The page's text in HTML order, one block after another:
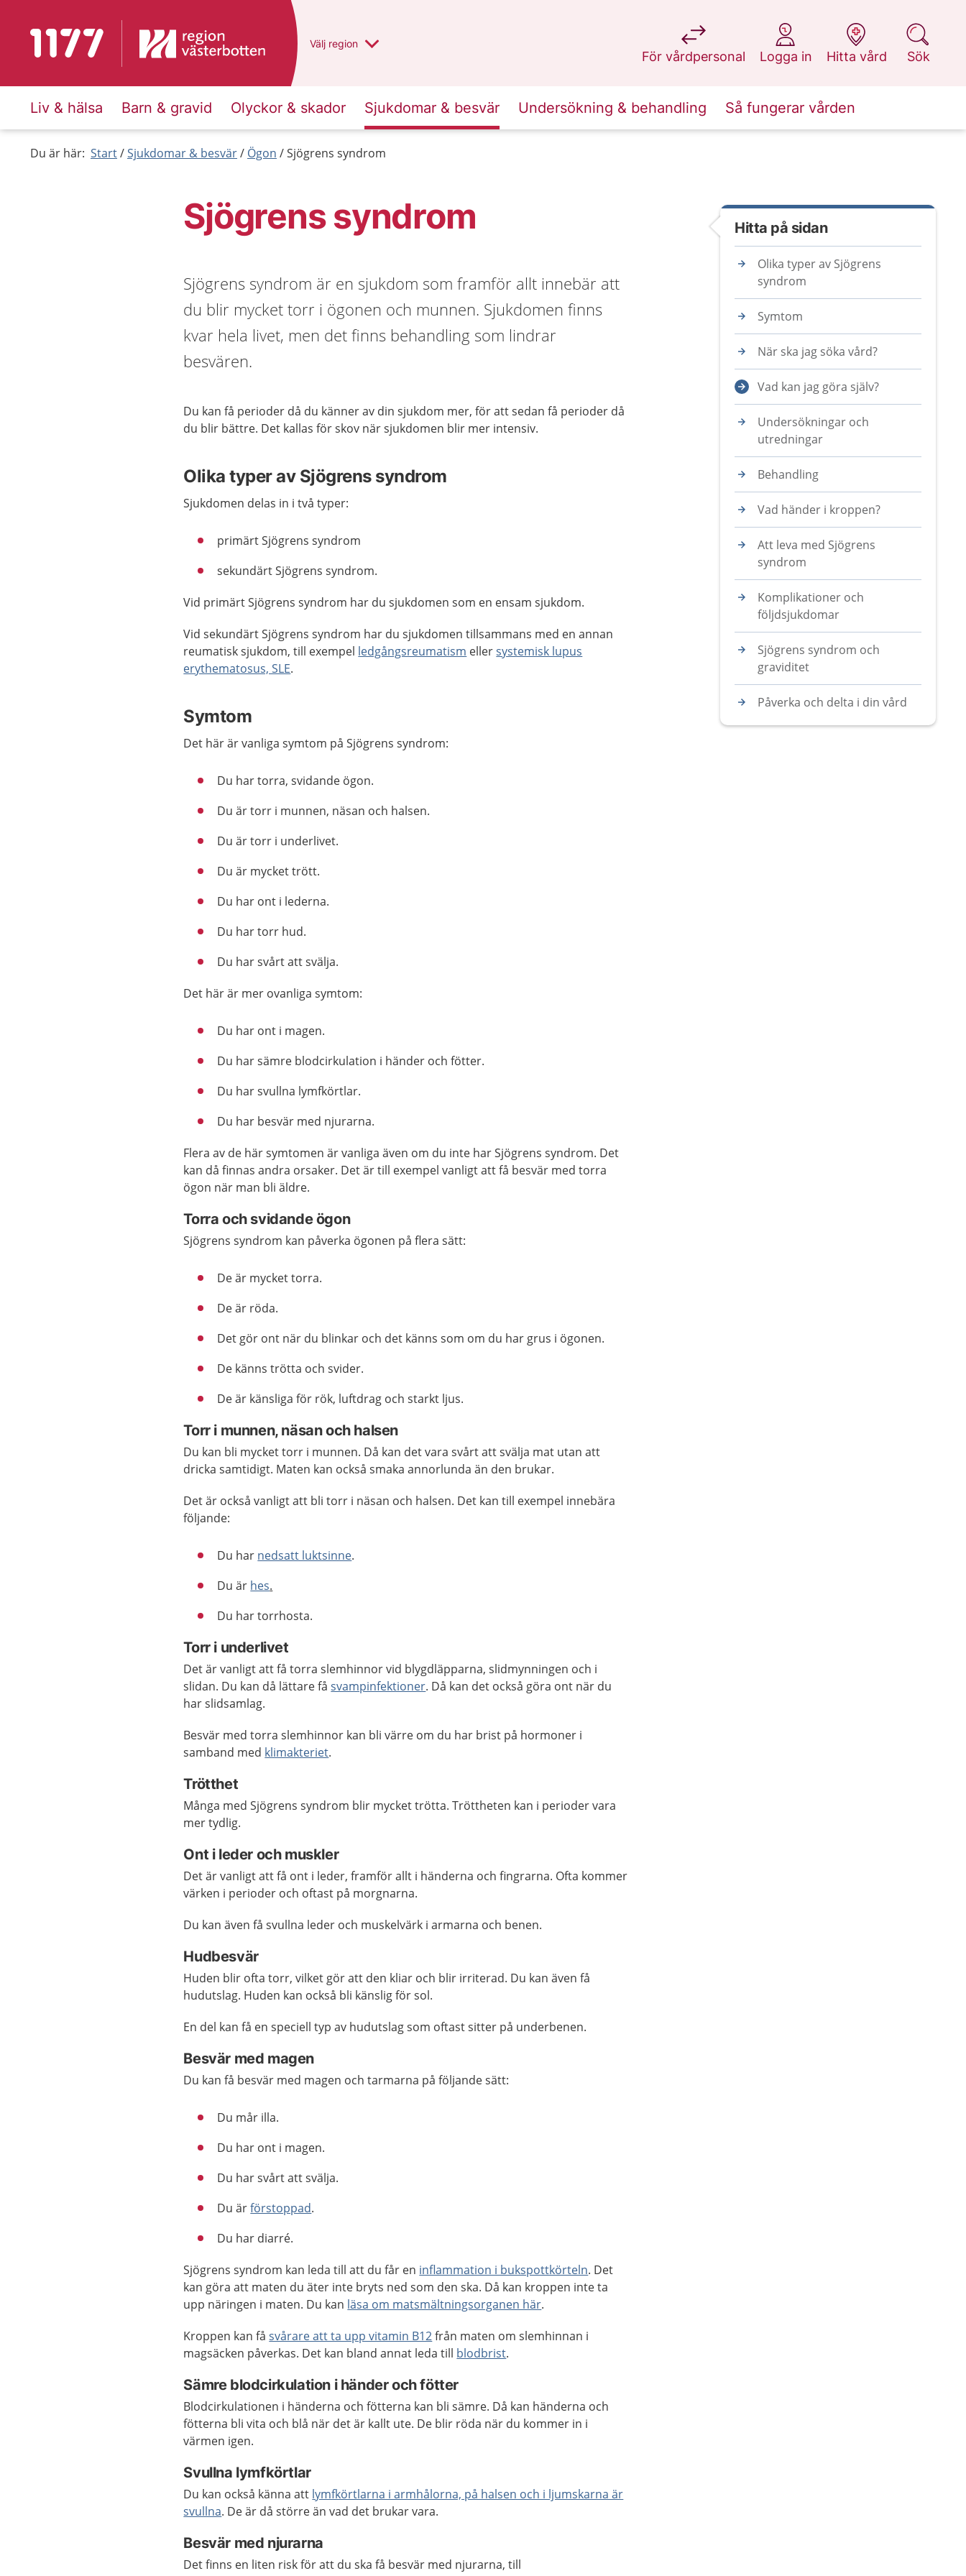
Till startsidan för 1177 Du har valt region
Välj en annan
region
För vårdpersonal
på 1177.se
Logga in
på 1177.se
Hitta vård
på 1177.se
Sök
på 1177.se
Liv & hälsa Barn & gravid Olyckor & skador Sjukdomar & besvär Undersökning & behandling Så fungerar vården
Du är här: Start Sjukdomar & besvär Ögon Sjögrens syndrom
Sjögrens syndrom
Sjögrens syndrom är en sjukdom som framför allt innebär att
du blir mycket torr i ögonen och munnen. Sjukdomen finns
kvar hela livet, men det finns behandling som lindrar
besvären.
Du kan få perioder då du känner av din sjukdom mer, för att sedan få perioder då
du blir bättre. Det kallas för skov när sjukdomen blir mer intensiv.
Olika typer av Sjögrens syndrom
Sjukdomen delas in i två typer:
primärt Sjögrens syndrom
sekundärt Sjögrens syndrom.
Vid primärt Sjögrens syndrom har du sjukdomen som en ensam sjukdom.
Vid sekundärt Sjögrens syndrom har du sjukdomen tillsammans med en annan
reumatisk sjukdom, till exempel ledgångsreumatism ellersystemisk lupus
erythematosus, SLE.
Symtom
Det här är vanliga symtom på Sjögrens syndrom:
Du har torra, svidande ögon.
Du är torr i munnen, näsan och halsen.
Du är torr i underlivet.
Du är mycket trött.
Du har ont i lederna.
Du har torr hud.
Du har svårt att svälja.
Det här är mer ovanliga symtom:
Du har ont i magen.
Du har sämre blodcirkulation i händer och fötter.
Du har svullna lymfkörtlar.
Du har besvär med njurarna.
Flera av de här symtomen är vanliga även om du inte har Sjögrens syndrom. Det
kan då finnas andra orsaker. Det är till exempel vanligt att få besvär med torra
ögon när man bli äldre.
Torra och svidande ögon
Sjögrens syndrom kan påverka ögonen på flera sätt:
De är mycket torra.
De är röda.
Det gör ont när du blinkar och det känns som om du har grus i ögonen.
De känns trötta och svider.
De är känsliga för rök, luftdrag och starkt ljus.
Torr i munnen, näsan och halsen
Du kan bli mycket torr i munnen. Då kan det vara svårt att svälja mat utan att
dricka samtidigt. Maten kan också smaka annorlunda än den brukar.
Det är också vanligt att bli torr i näsan och halsen. Det kan till exempel innebära
följande:
Du har nedsatt luktsinne.
Du är hes.
Du har torrhosta.
Torr i underlivet
Det är vanligt att få torra slemhinnor vid blygdläpparna, slidmynningen och i
slidan. Du kan då lättare fåsvampinfektioner. Då kan det också göra ont när du
har slidsamlag.
Besvär med torra slemhinnor kan bli värre om du har brist på hormoner i
samband med klimakteriet.
Trötthet
Många med Sjögrens syndrom blir mycket trötta. Tröttheten kan i perioder vara
mer tydlig.
Ont i leder och muskler
Det är vanligt att få ont i leder, framför allt i händerna och fingrarna. Ofta kommer
värken i perioder och oftast på morgnarna.
Du kan även få svullna leder och muskelvärk i armarna och benen.
Hudbesvär
Huden blir ofta torr, vilket gör att den kliar och blir irriterad. Du kan även få
hudutslag. Huden kan också bli känslig för sol.
En del kan få en speciell typ av hudutslag som oftast sitter på underbenen.
Besvär med magen
Du kan få besvär med magen och tarmarna på följande sätt:
Du mår illa.
Du har ont i magen.
Du har svårt att svälja.
Du ärförstoppad.
Du har diarré.
Sjögrens syndrom kan leda till att du får en inflammation i bukspottkörteln. Det
kan göra att maten du äter inte bryts ned som den ska. Då kan kroppen inte ta
upp näringen i maten. Du kan läsa om matsmältningsorganen här.
Kroppen kan fåsvårare att ta upp vitamin B12från maten om slemhinnan i
magsäcken påverkas. Det kan bland annat leda till blodbrist.
Sämre blodcirkulation i händer och fötter
Blodcirkulationen i händerna och fötterna kan bli sämre. Då kan händerna och
fötterna bli vita och blå när det är kallt ute. De blir röda när du kommer in i
värmen igen.
Svullna lymfkörtlar
Du kan också känna att lymfkörtlarna i armhålorna, på halsen och i ljumskarna är
svullna. De är då större än vad det brukar vara.
Besvär med njurarna
Det finns en liten risk för att du ska få besvär med njurarna, till
Hitta på sidan
Olika typer av Sjögrens
syndrom
Symtom
När ska jag söka vård?
Vad kan jag göra själv?
Undersökningar och
utredningar
Behandling
Vad händer i kroppen?
Att leva med Sjögrens
syndrom
Komplikationer och
följdsjukdomar
Sjögrens syndrom och
graviditet
Påverka och delta i din vård